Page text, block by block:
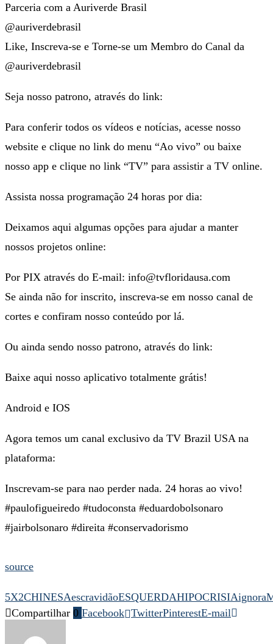
Parceria com a Auriverde Brasil
@auriverdebrasil
Like, Inscreva-se e Torne-se um Membro do Canal da
@auriverdebrasil
Seja nosso patrono, através do link:
Para conferir todos os vídeos e notícias, acesse nosso
website e clique no link do menu “Ao vivo” ou baixe
nosso app e clique no link “TV” para assistir a TV online.
Assista nossa programação 24 horas por dia:
Deixamos aqui algumas opções para ajudar a manter
nossos projetos online:
Por PIX através do E-mail: info@tvfloridausa.com
Se ainda não for inscrito, inscreva-se em nosso canal de
cortes e confiram nosso conteúdo por lá.
Ou ainda sendo nosso patrono, através do link:
Baixe aqui nosso aplicativo totalmente grátis!
Android e IOS
Agora temos um canal exclusivo da TV Brazil USA na
plataforma:
Inscrevam-se para nao perder nada. 24 horas ao vivo!
#paulofigueiredo #tudoconsta #eduardobolsonaro
#jairbolsonaro #direita #conservadorismo
source
5X2CHINESAescravidãoESQUERDAHIPOCRISIAignora
Compartilhar 0 Facebook TwitterPinterestE-mail